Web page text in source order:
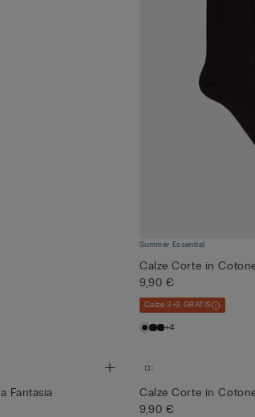
Summer Essential
Calze Corte in
9,90 €
Calze 3+3 GRATIS
+4
Fantasia
Calze Corte in
9,90 €